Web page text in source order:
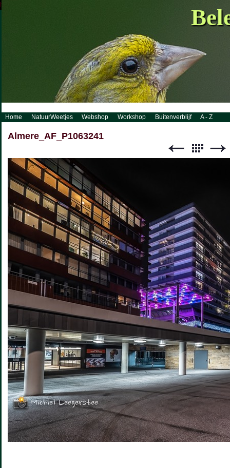
http://www.visueelconcept.nl/sitemap.xml.gz
Home NatuurWeetjes Webshop Workshop Buitenverblijf A - Z
Almere_AF_P1063241